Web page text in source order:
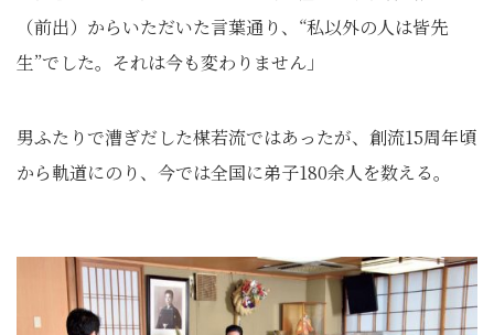
（前出）からいただいた言葉通り、“私以外の人は皆先
生”でした。それは今も変わりません」
男ふたりで漕ぎだした楳若流ではあったが、創流15周年頃
から軌道にのり、今では全国に弟子180余人を数える。